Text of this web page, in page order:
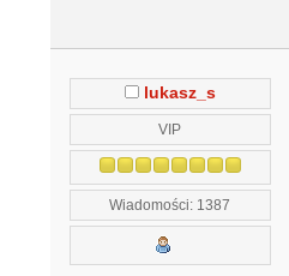
lukasz_s
VIP
Wiadomości: 1387